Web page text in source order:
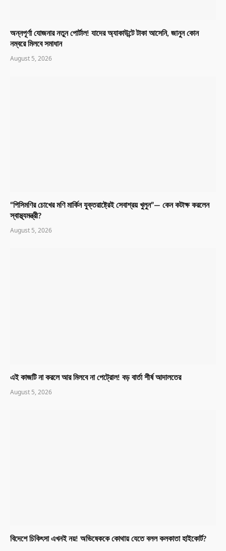
অন্নপূর্ণা যোজনার নতুন পোর্টাল! যাদের অ্যাকাউন্টে টাকা আসেনি, জানুন কোন
নম্বরে মিলবে সমাধান
August 5, 2026
“পিসিমণির চোখের মণি মার্কিন যুক্তরাষ্ট্রেই সেবাশ্রয় খুলুন”— কেন কটাক্ষ করলেন
স্বাস্থ্যমন্ত্রী?
August 5, 2026
এই কাজটি না করলে আর মিলবে না পেট্রোল! বড় বার্তা শীর্ষ আদালতের
August 5, 2026
বিদেশে চিকিৎসা এখনই নয়! অভিষেককে কোথায় যেতে বলল কলকাতা হাইকোর্ট?